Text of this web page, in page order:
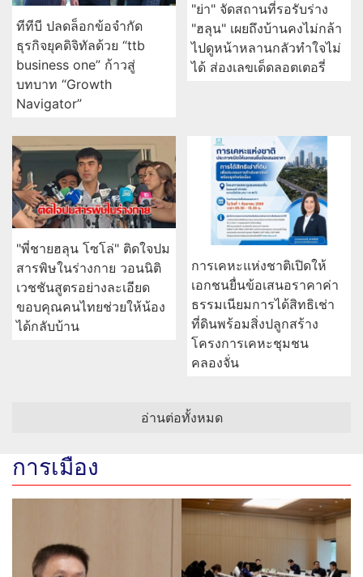
ทีทีบี ปลดล็อกข้อจำกัด
ธุรกิจยุคดิจิทัลด้วย “ttb
business one” ก้าวสู่
บทบาท “Growth
Navigator”
"ย่า" จัดสถานที่รอรับร่าง
"ฮลุน" เผยถึงบ้านคงไม่กล้า
ไปดูหน้าหลานกลัวทำใจไม่
ได้ ส่องเลขเด็ดลอตเตอรี่
"พี่ชายฮลุน โซโล่" ติดใจปม
สารพิษในร่างกาย วอนนิติ
เวชชันสูตรอย่างละเอียด
ขอบคุณคนไทยช่วยให้น้อง
ได้กลับบ้าน
การเคหะแห่งชาติเปิดให้
เอกชนยื่นข้อเสนอราคาค่า
ธรรมเนียมการได้สิทธิเช่า
ที่ดินพร้อมสิ่งปลูกสร้าง
โครงการเคหะชุมชน
คลองจั่น
อ่านต่อทั้งหมด
การเมือง